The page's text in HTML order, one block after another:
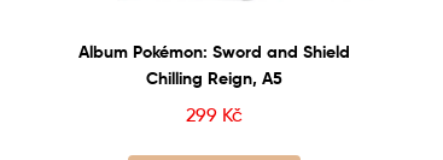
Album Pokémon: Sword and Shield
Chilling Reign, A5
299 Kč